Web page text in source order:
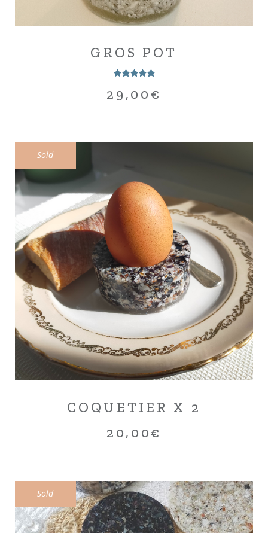
GROS POT
29,00 €
Sold
COQUETIER X 2
20,00€
Sold